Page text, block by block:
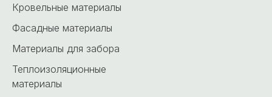
Кровельные материалы
Фасадные материалы
Материалы для забора
Теплоизоляционные
материалы